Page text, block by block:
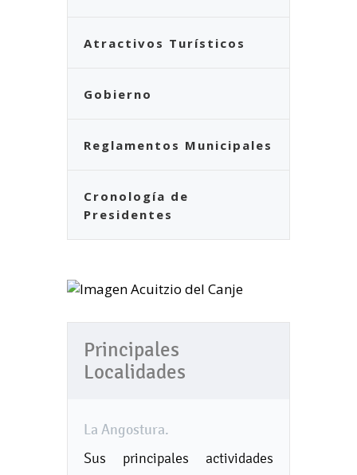
Atractivos Turísticos
Gobierno
Reglamentos Municipales
Cronología de
Presidentes
Principales
Localidades
La Angostura.
Sus principales actividades